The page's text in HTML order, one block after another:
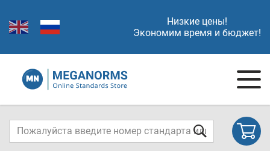
Низкие цены!
Экономим время и бюджет!